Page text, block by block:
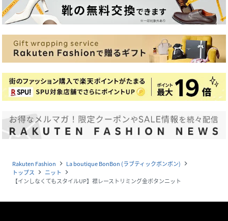
Rakuten Fashion navigate_next La boutique BonBon (ラブティックボンボン) navigate_next
トップス navigate_next ニット navigate_next
【インしなくてもスタイルUP】襟レーストリミング金ボタンニット